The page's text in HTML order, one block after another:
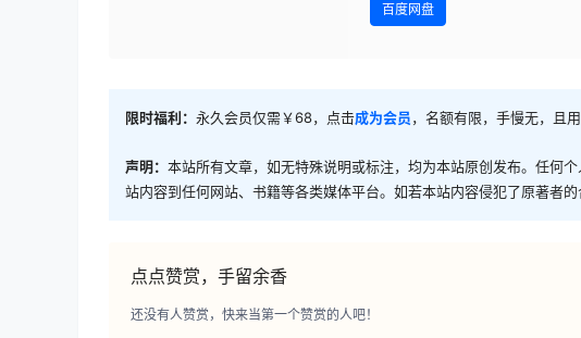
百度网盘
限时福利： 永久会员仅需￥68，点击成为会员，名额有限，手慢无，且
声明： 本站所有文章，如无特殊说明或标注，均为本站原创发布。任何
站内容到任何网站、书籍等各类媒体平台。如若本站内容侵犯了原著者的
点点赞赏，手留余香
还没有人赞赏，快来当第一个赞赏的人吧！